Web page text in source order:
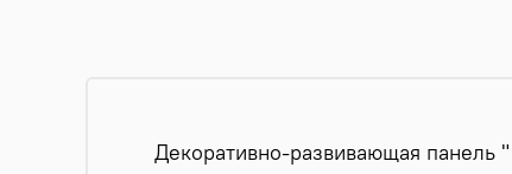
Декоративно-развивающая панель